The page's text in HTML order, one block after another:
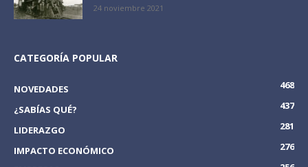
24 noviembre 2021
CATEGORÍA POPULAR
NOVEDADES
468
¿SABÍAS QUÉ?
437
LIDERAZGO
281
IMPACTO ECONÓMICO
276